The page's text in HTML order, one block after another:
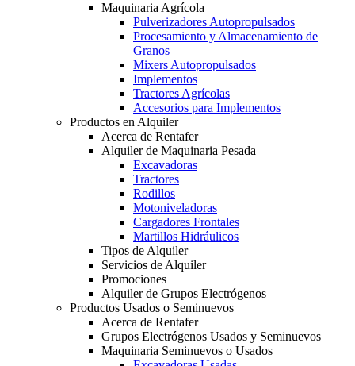
Maquinaria Agrícola
Pulverizadores Autopropulsados
Procesamiento y Almacenamiento de
Granos
Mixers Autopropulsados
Implementos
Tractores Agrícolas
Accesorios para Implementos
Productos en Alquiler
Acerca de Rentafer
Alquiler de Maquinaria Pesada
Excavadoras
Tractores
Rodillos
Motoniveladoras
Cargadores Frontales
Martillos Hidráulicos
Tipos de Alquiler
Servicios de Alquiler
Promociones
Alquiler de Grupos Electrógenos
Productos Usados o Seminuevos
Acerca de Rentafer
Grupos Electrógenos Usados y Seminuevos
Maquinaria Seminuevos o Usados